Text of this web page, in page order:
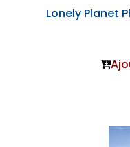
Lonely Planet